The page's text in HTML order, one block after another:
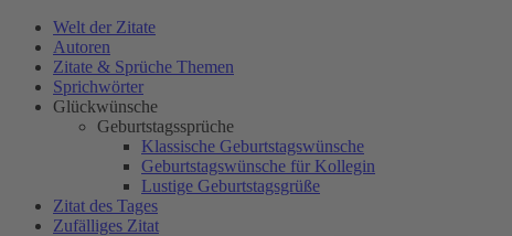
Welt der Zitate
Autoren
Zitate & Sprüche Themen
Sprichwörter
Glückwünsche
Geburtstagssprüche
Klassische Geburtstagswünsche
Geburtstagswünsche für Kollegin
Lustige Geburtstagsgrüße
Zitat des Tages
Zufälliges Zitat